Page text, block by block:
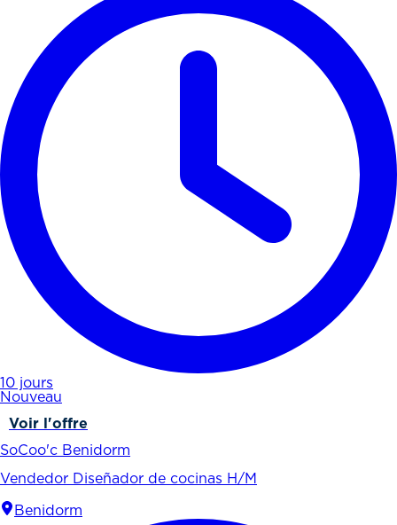
10 jours
Nouveau
Voir l'offre
SoCoo'c Benidorm
Vendedor Diseñador de cocinas H/M
Benidorm